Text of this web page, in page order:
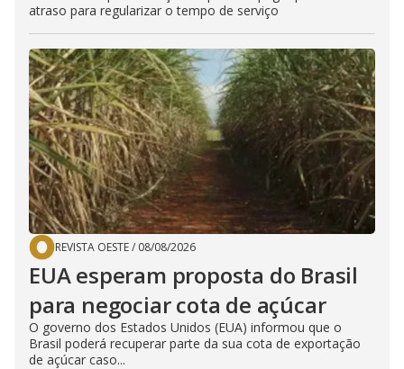
atraso para regularizar o tempo de serviço
REVISTA OESTE/ 08/08/2026
EUA esperam proposta do Brasil
para negociar cota de açúcar
O governo dos Estados Unidos (EUA) informou que o
Brasil poderá recuperar parte da sua cota de exportação
de açúcar caso...